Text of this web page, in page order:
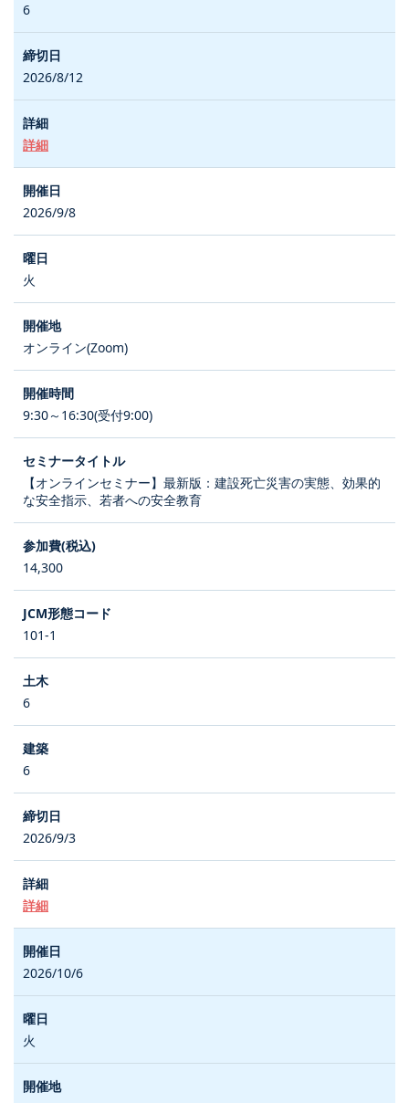
6
2026/8/12
詳細
2026/9/8
火
オンライン(Zoom)
9:30～16:30(受付9:00)
【オンラインセミナー】最新版：建設死亡災害の実態、効果的
な安全指示、若者への安全教育
14,300
101-1
6
6
2026/9/3
詳細
2026/10/6
火